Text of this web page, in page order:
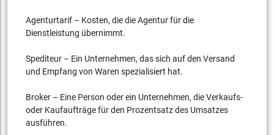
Agenturtarif – Kosten, die die Agentur für die
Dienstleistung übernimmt.
Spediteur – Ein Unternehmen, das sich auf den Versand
und Empfang von Waren spezialisiert hat.
Broker – Eine Person oder ein Unternehmen, die Verkaufs-
oder Kaufaufträge für den Prozentsatz des Umsatzes
ausführen.